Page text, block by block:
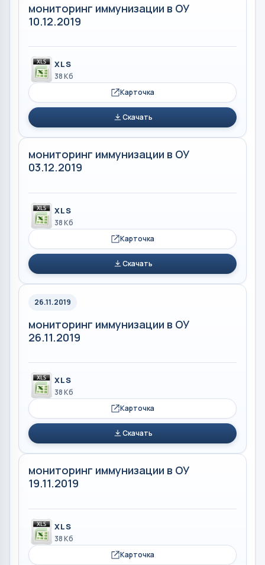
мониторинг иммунизации в ОУ
10.12.2019
XLS
38 Кб
Карточка
Скачать
мониторинг иммунизации в ОУ
03.12.2019
XLS
38 Кб
Карточка
Скачать
26.11.2019
мониторинг иммунизации в ОУ
26.11.2019
XLS
38 Кб
Карточка
Скачать
мониторинг иммунизации в ОУ
19.11.2019
XLS
38 Кб
Карточка